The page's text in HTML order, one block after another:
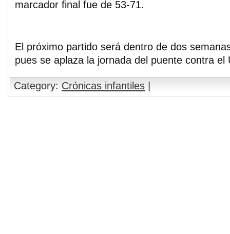
marcador final fue de 53-71.
El próximo partido será dentro de dos
pues se aplaza la jornada del puente contra el
Category: Crónicas infantiles |